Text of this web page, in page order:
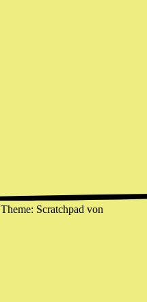
Theme: Scratchpad von